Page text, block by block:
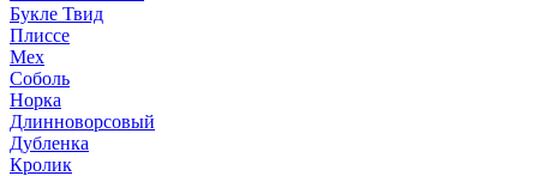
Букле Твид
Плиссе
Мех
Соболь
Норка
Длинноворсовый
Дубленка
Кролик